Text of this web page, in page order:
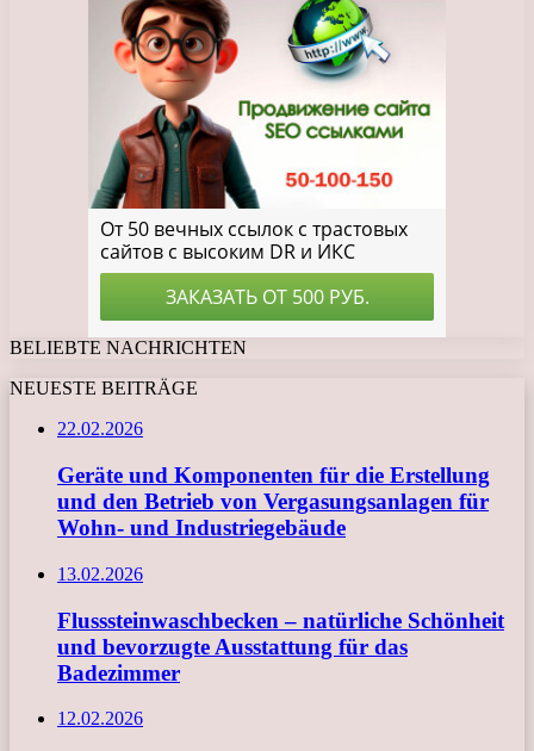
BELIEBTE NACHRICHTEN
NEUESTE BEITRÄGE
22.02.2026
Geräte und Komponenten für die Erstellung
und den Betrieb von Vergasungsanlagen für
Wohn- und Industriegebäude
13.02.2026
Flusssteinwaschbecken – natürliche Schönheit
und bevorzugte Ausstattung für das
Badezimmer
12.02.2026